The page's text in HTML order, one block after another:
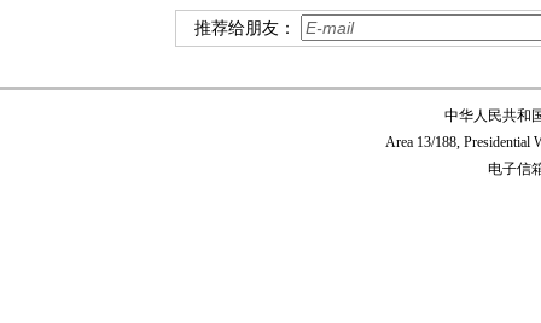
推荐给朋友：
中华人民共和
Area 13/188, Presidential
电子信